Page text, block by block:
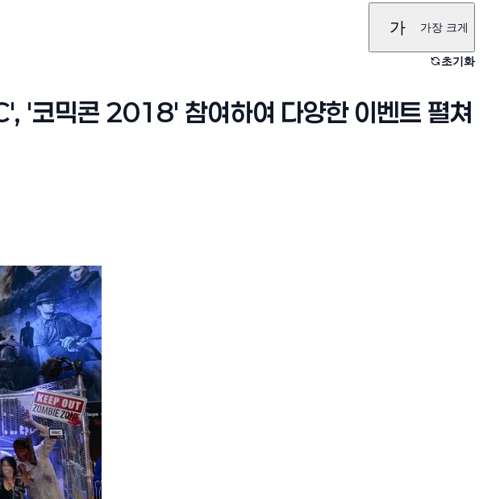
가 가장 크게
초기화
'코믹콘 2018' 참여하여 다양한 이벤트 펼쳐